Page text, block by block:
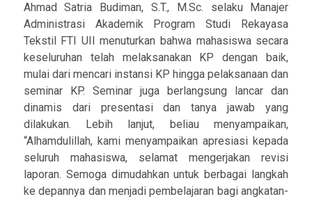
Ahmad Satria Budiman, S.T., M.Sc. selaku Manajer
Administrasi Akademik Program Studi Rekayasa
Tekstil FTI UII menuturkan bahwa mahasiswa secara
keseluruhan telah melaksanakan KP dengan baik,
mulai dari mencari instansi KP hingga pelaksanaan dan
seminar KP. Seminar juga berlangsung lancar dan
dinamis dari presentasi dan tanya jawab yang
dilakukan. Lebih lanjut, beliau menyampaikan,
“Alhamdulillah, kami menyampaikan apresiasi kepada
seluruh mahasiswa, selamat mengerjakan revisi
laporan. Semoga dimudahkan untuk berbagai langkah
ke depannya dan menjadi pembelajaran bagi angkatan-